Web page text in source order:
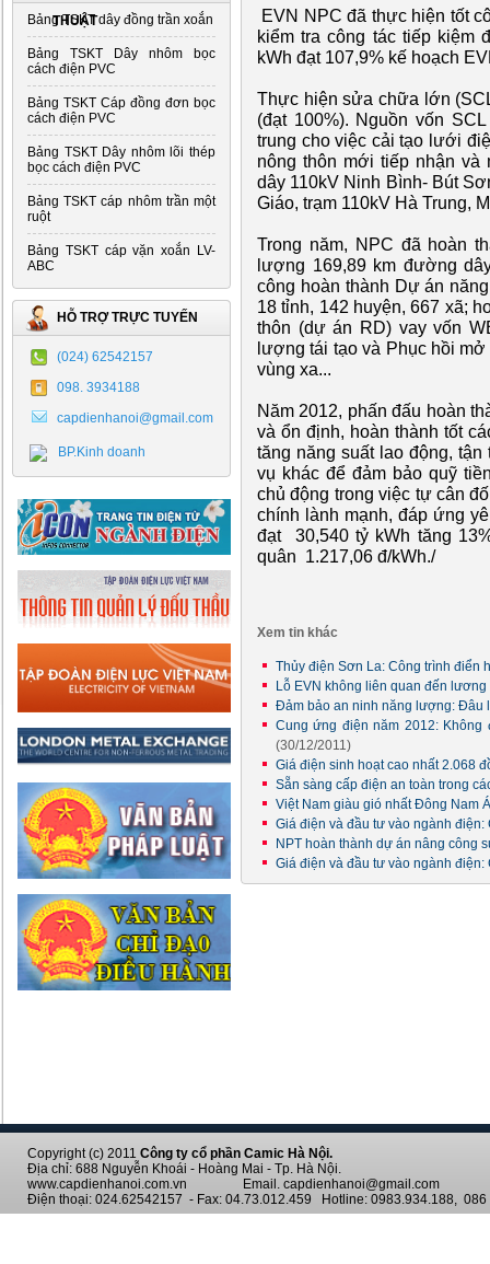
THUẬT
Bảng TSKT dây đồng trần xoắn
Bảng TSKT Dây nhôm bọc
cách điện PVC
Bảng TSKT Cáp đồng đơn bọc
cách điện PVC
Bảng TSKT Dây nhôm lõi thép
bọc cách điện PVC
Bảng TSKT cáp nhôm trần một
ruột
Bảng TSKT cáp vặn xoắn LV-
ABC
HỖ TRỢ TRỰC TUYẾN
(024) 62542157
098. 3934188
capdienhanoi@gmail.com
BP.Kinh doanh
EVN NPC đã thực hiện tốt
kiểm tra công tác tiếp kiệm
kWh đạt 107,9% kế hoạch
Thực hiện sửa chữa lớn
(đạt 100%). Nguồn vốn
trung cho việc cải tạo lưới
nông thôn mới tiếp nhận và
dây 110kV Ninh Bình- Bút
Giáo, trạm 110kV Hà Trung,
Trong năm, NPC đã hoàn
lượng 169,89 km đường
công hoàn thành Dự án
18 tỉnh, 142 huyện, 667 xã;
thôn (dự án RD) vay vốn
lượng tái tạo và Phục hồi
vùng xa...
Năm 2012, phấn đấu hoàn
và ổn định, hoàn thành tốt
tăng năng suất lao động,
vụ khác để đảm bảo quỹ
chủ động trong việc tự cân
chính lành mạnh, đáp ứng
đạt 30,540 tỷ kWh tăng
quân 1.217,06 đ/kWh./
Xem tin khác
Thủy điện Sơn La: Công trình điển
Lỗ EVN không liên quan đến lương
Đảm bảo an ninh năng lượng: Đâu
Cung ứng điện năm 2012:
(30/12/2011)
Giá điện sinh hoạt cao nhất 2.068
Sẵn sàng cấp điện an toàn trong
Việt Nam giàu gió nhất Đông Nam
Giá điện và đầu tư vào ngành
NPT hoàn thành dự án nâng công
Giá điện và đầu tư vào ngành
Copyright (c) 2011 Công ty cổ phần Camic Hà Nội.
Địa chỉ: 688 Nguyễn Khoái - Hoàng Mai - Tp. Hà Nội.
www.capdienhanoi.com.vn Email. capdienhanoi@gmail.com
Điện thoại: 024.62542157 - Fax: 04.73.012.459 Hotline: 0983.934.188, 086